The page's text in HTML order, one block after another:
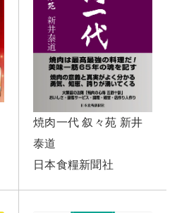
焼肉一代 叙々苑 新井
泰道
日本食糧新聞社